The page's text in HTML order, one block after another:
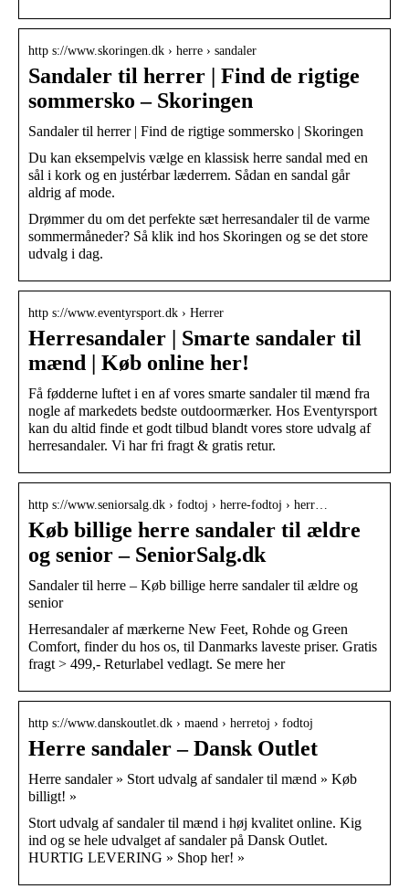
http s://www.skoringen.dk › herre › sandaler
Sandaler til herrer | Find de rigtige
sommersko – Skoringen
Sandaler til herrer | Find de rigtige sommersko | Skoringen
Du kan eksempelvis vælge en klassisk herre sandal med en
sål i kork og en justérbar læderrem. Sådan en sandal går
aldrig af mode.
Drømmer du om det perfekte sæt herresandaler til de varme
sommermåneder? Så klik ind hos Skoringen og se det store
udvalg i dag.
http s://www.eventyrsport.dk › Herrer
Herresandaler | Smarte sandaler til
mænd | Køb online her!
Få fødderne luftet i en af vores smarte sandaler til mænd fra
nogle af markedets bedste outdoormærker. Hos Eventyrsport
kan du altid finde et godt tilbud blandt vores store udvalg af
herresandaler. Vi har fri fragt & gratis retur.
http s://www.seniorsalg.dk › fodtoj › herre-fodtoj › herr…
Køb billige herre sandaler til ældre
og senior – SeniorSalg.dk
Sandaler til herre – Køb billige herre sandaler til ældre og
senior
Herresandaler af mærkerne New Feet, Rohde og Green
Comfort, finder du hos os, til Danmarks laveste priser. Gratis
fragt > 499,- Returlabel vedlagt. Se mere her
http s://www.danskoutlet.dk › maend › herretoj › fodtoj
Herre sandaler – Dansk Outlet
Herre sandaler » Stort udvalg af sandaler til mænd » Køb
billigt! »
Stort udvalg af sandaler til mænd i høj kvalitet online. Kig
ind og se hele udvalget af sandaler på Dansk Outlet.
HURTIG LEVERING » Shop her! »